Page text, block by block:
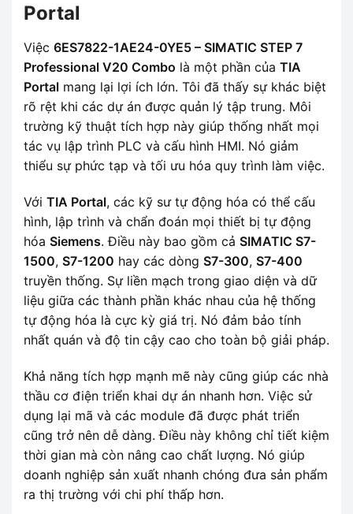
Portal
Việc 6ES7822-1AE24-0YE5 – SIMATIC STEP 7
Professional V20 Combo là một phần của TIA
Portal mang lại lợi ích lớn. Tôi đã thấy sự khác biệt
rõ rệt khi các dự án được quản lý tập trung. Môi
trường kỹ thuật tích hợp này giúp thống nhất mọi
tác vụ lập trình PLC và cấu hình HMI. Nó giảm
thiểu sự phức tạp và tối ưu hóa quy trình làm việc.
Với TIA Portal, các kỹ sư tự động hóa có thể cấu
hình, lập trình và chẩn đoán mọi thiết bị tự động
hóa Siemens. Điều này bao gồm cả SIMATIC S7-
1500, S7-1200 hay các dòng S7-300, S7-400
truyền thống. Sự liền mạch trong giao diện và dữ
liệu giữa các thành phần khác nhau của hệ thống
tự động hóa là cực kỳ giá trị. Nó đảm bảo tính
nhất quán và độ tin cậy cao cho toàn bộ giải pháp.
Khả năng tích hợp mạnh mẽ này cũng giúp các nhà
thầu cơ điện triển khai dự án nhanh hơn. Việc sử
dụng lại mã và các module đã được phát triển
cũng trở nên dễ dàng. Điều này không chỉ tiết kiệm
thời gian mà còn nâng cao chất lượng. Nó giúp
doanh nghiệp sản xuất nhanh chóng đưa sản phẩm
ra thị trường với chi phí thấp hơn.